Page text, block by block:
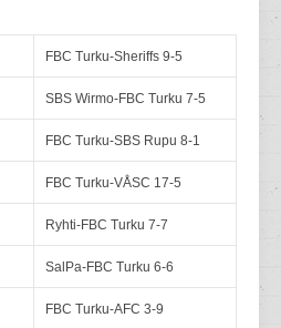
FBC Turku-Sheriffs 9-5
SBS Wirmo-FBC Turku 7-5
FBC Turku-SBS Rupu 8-1
FBC Turku-VÅSC 17-5
Ryhti-FBC Turku 7-7
SalPa-FBC Turku 6-6
FBC Turku-AFC 3-9